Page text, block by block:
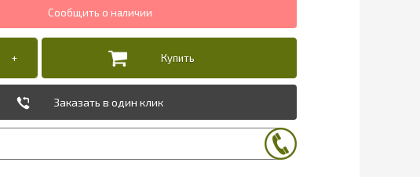
Заказать в один клик